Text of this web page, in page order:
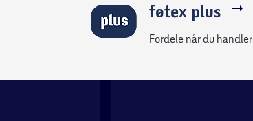
føtex plus
Fordele når du handler